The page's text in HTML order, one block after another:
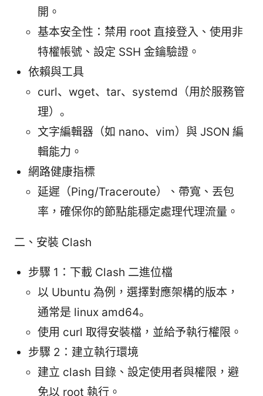
開。
基本安全性：禁用 root 直接登入、使用非
特權帳號、設定 SSH 金鑰驗證。
依賴與工具
curl、wget、tar、systemd（用於服務管
理）。
文字編輯器（如 nano、vim）與 JSON 編
輯能力。
網路健康指標
延遲（Ping/Traceroute）、帶寬、丟包
率，確保你的節點能穩定處理代理流量。
二、安裝 Clash
步驟 1：下載 Clash 二進位檔
以 Ubuntu 為例，選擇對應架構的版本，
通常是 linux amd64。
使用 curl 取得安裝檔，並給予執行權限。
步驟 2：建立執行環境
建立 clash 目錄、設定使用者與權限，避
免以 root 執行。